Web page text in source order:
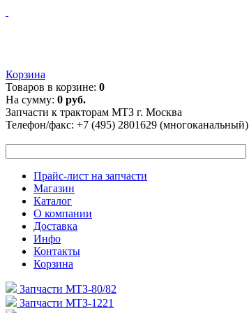
Корзина
Товаров в корзине: 0
На сумму: 0 руб.
Запчасти к тракторам МТЗ г. Москва
Телефон/факс: +7 (495) 2801629 (многоканальный)
Прайс-лист на запчасти
Магазин
Каталог
О компании
Доставка
Инфо
Контакты
Корзина
Запчасти МТЗ-80/82
Запчасти МТЗ-1221